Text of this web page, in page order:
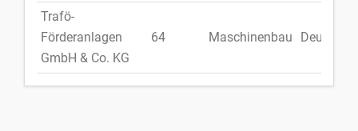
Trafö-
Förderanlagen
GmbH & Co. KG
64 Maschinenbau